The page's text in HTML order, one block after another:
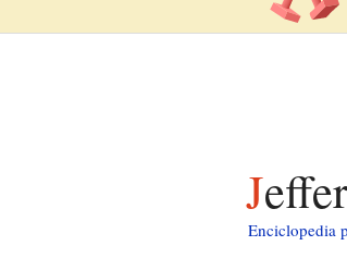
Enciclopedia